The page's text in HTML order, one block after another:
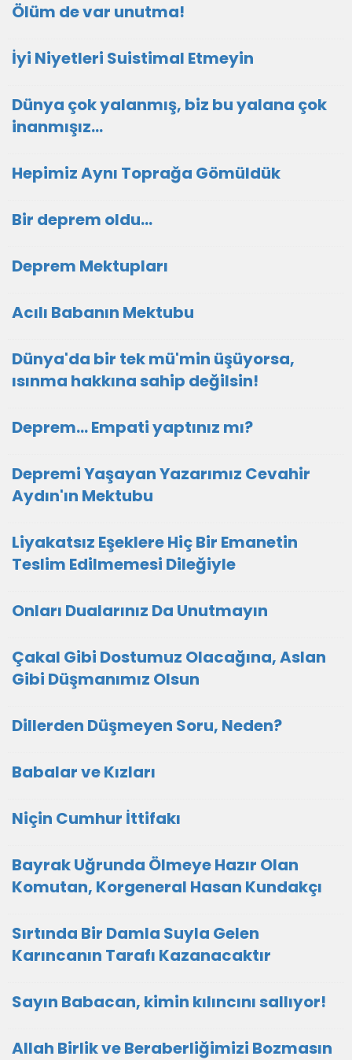
Ölüm de var unutma!
İyi Niyetleri Suistimal Etmeyin
Dünya çok yalanmış, biz bu yalana çok
inanmışız...
Hepimiz Aynı Toprağa Gömüldük
Bir deprem oldu...
Deprem Mektupları
Acılı Babanın Mektubu
Dünya'da bir tek mü'min üşüyorsa,
ısınma hakkına sahip değilsin!
Deprem... Empati yaptınız mı?
Depremi Yaşayan Yazarımız Cevahir
Aydın'ın Mektubu
Liyakatsız Eşeklere Hiç Bir Emanetin
Teslim Edilmemesi Dileğiyle
Onları Dualarınız Da Unutmayın
Çakal Gibi Dostumuz Olacağına, Aslan
Gibi Düşmanımız Olsun
Dillerden Düşmeyen Soru, Neden?
Babalar ve Kızları
Niçin Cumhur İttifakı
Bayrak Uğrunda Ölmeye Hazır Olan
Komutan, Korgeneral Hasan Kundakçı
Sırtında Bir Damla Suyla Gelen
Karıncanın Tarafı Kazanacaktır
Sayın Babacan, kimin kılıncını sallıyor!
Allah Birlik ve Beraberliğimizi Bozmasın